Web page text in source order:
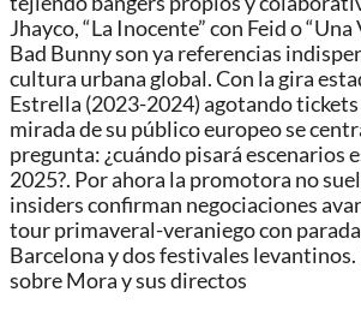
Jhayco, “La Inocente” con Feid o “Una
Bad Bunny son ya referencias
cultura urbana global. Con la gira
Estrella (2023-2024) agotando
mirada de su público europeo se
pregunta: ¿cuándo pisará escenarios
2025?. Por ahora la promotora no
insiders confirman negociaciones
tour primaveral-veraniego con
Barcelona y dos festivales
sobre Mora y sus directos